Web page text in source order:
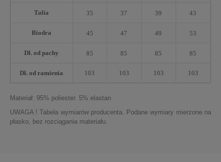
Talia 35 37 39 43
Biodra 45 47 49 53
Dł. od pachy 85 85 85 85
Dł. od ramienia 103 103 103 103
Materiał: 95% poliester. 5% elastan
UWAGA ! Tabela wymiarów producenta. Podane wymiary mierzone na
płasko, bez rozciągania materiału.